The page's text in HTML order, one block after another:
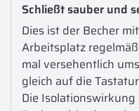
Schließt sauber und
Dies ist der Becher
Arbeitsplatz
mal versehentlich
gleich auf die
Die